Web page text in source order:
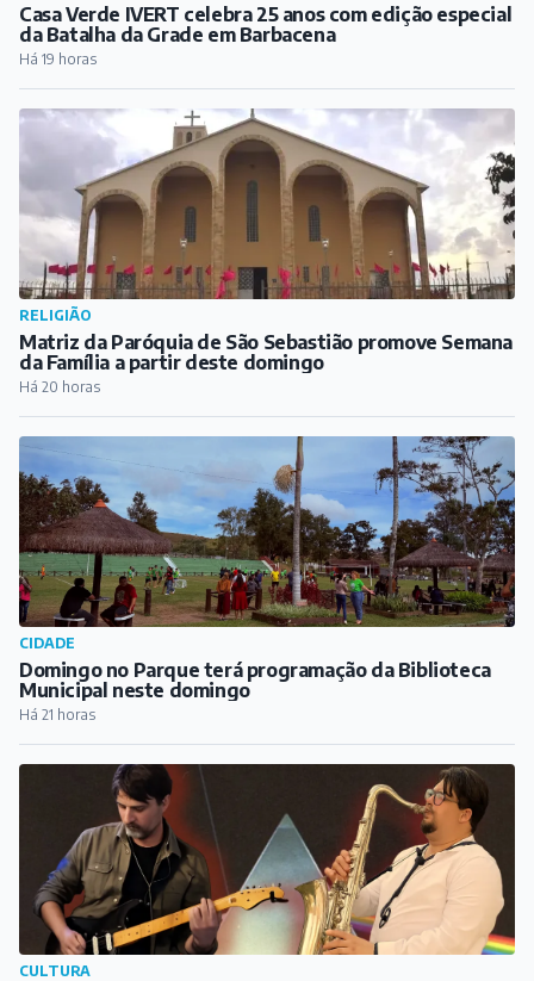
Casa Verde IVERT celebra 25 anos com edição especial
da Batalha da Grade em Barbacena
Há 19 horas
RELIGIÃO
Matriz da Paróquia de São Sebastião promove Semana
da Família a partir deste domingo
Há 20 horas
CIDADE
Domingo no Parque terá programação da Biblioteca
Municipal neste domingo
Há 21 horas
CULTURA